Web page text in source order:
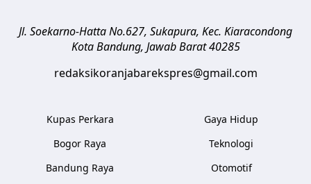
Jl. Soekarno-Hatta No.627, Sukapura, Kec. Kiaracondong
Kota Bandung, Jawab Barat 40285
redaksikoranjabarekspres@gmail.com
Kupas Perkara
Bogor Raya
Bandung Raya
Gaya Hidup
Teknologi
Otomotif